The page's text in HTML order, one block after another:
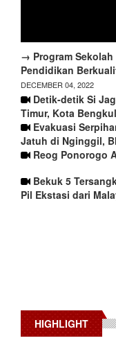
→ Program
Pendidikan
DECEMBER 04, 2022
Detik-detik Si
Timur, Kota
Evakuasi
Jatuh di Nginggil,
Reog Ponorogo
Bekuk 5
Pil Ekstasi dari
HIGHLIGHT